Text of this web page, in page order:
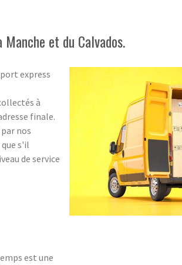
et du Calvados.
express
à
finale.
nos
s'il
de service
est une